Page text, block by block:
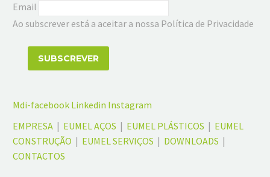
Email
Ao subscrever está a aceitar a nossa Política de Privacidade
Mdi-facebook Linkedin Instagram
EMPRESA | EUMEL AÇOS | EUMEL PLÁSTICOS | EUMEL
CONSTRUÇÃO | EUMEL SERVIÇOS | DOWNLOADS |
CONTACTOS